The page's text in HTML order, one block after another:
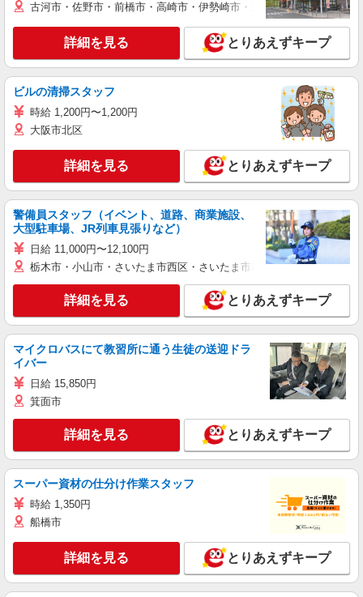
古河市・佐野市・前橋市・高崎市・伊勢崎市・太田市・館林市・藤
詳細を見る とりあえずキープ
ビルの清掃スタッフ
時給 1,200円〜1,200円
大阪市北区
詳細を見る とりあえずキープ
警備員スタッフ（イベント、道路、商業施設、
大型駐車場、JR列車見張りなど）
日給 11,000円〜12,100円
栃木市・小山市・さいたま市西区・さいたま市岩槻区・久喜市・蓮田
詳細を見る とりあえずキープ
マイクロバスにて教習所に通う生徒の送迎ドラ
イバー
日給 15,850円
箕面市
詳細を見る とりあえずキープ
スーパー資材の仕分け作業スタッフ
時給 1,350円
船橋市
詳細を見る とりあえずキープ